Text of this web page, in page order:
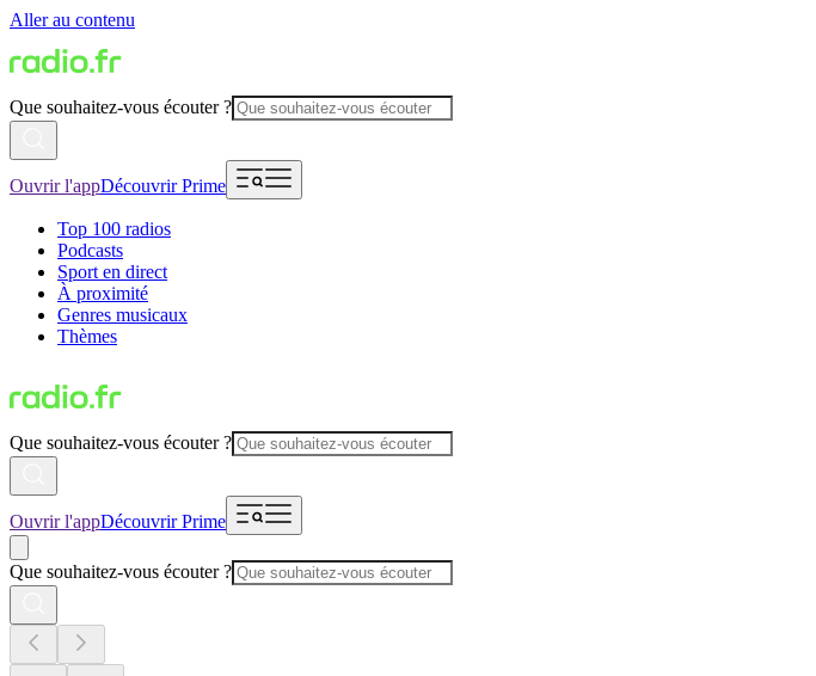
Aller au contenu
Que souhaitez-vous écouter ?
Ouvrir l'appDécouvrir Prime
Top 100 radios
Podcasts
Sport en direct
À proximité
Genres musicaux
Thèmes
Que souhaitez-vous écouter ?
Ouvrir l'appDécouvrir Prime
Que souhaitez-vous écouter ?